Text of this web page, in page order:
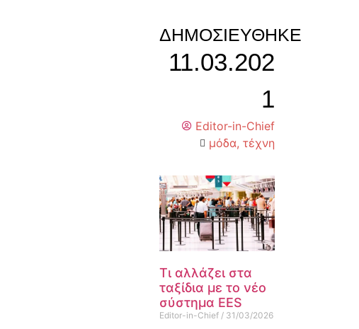
ΔΗΜΟΣΙΕΎΘΗΚΕ
11.03.202
1
Editor-in-Chief
μόδα, τέχνη
Τι αλλάζει στα
ταξίδια με το νέο
σύστημα EES
Editor-in-Chief 31/03/2026